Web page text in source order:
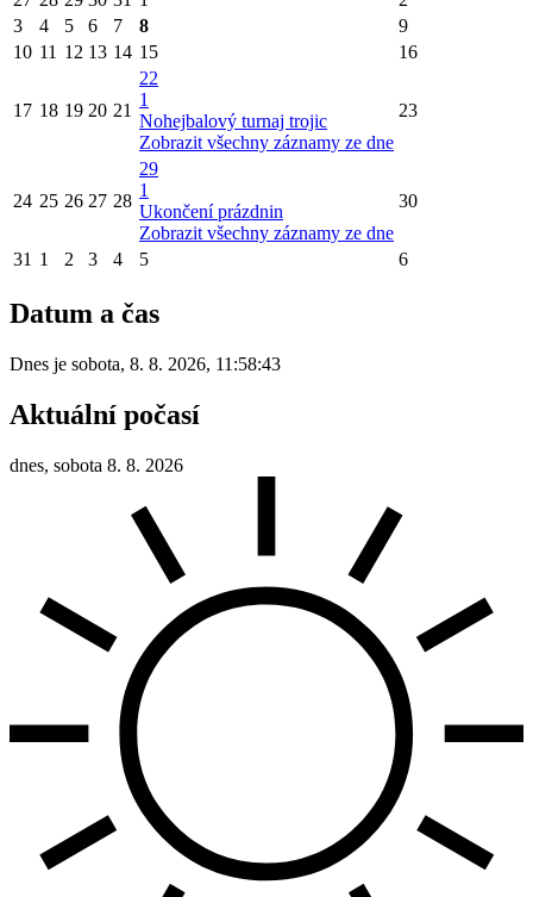
3
4 5 6 7 8
9
10 11 12 13 14 15 16
17 18 19 20 21
22
1
Nohejbalový turnaj trojic
Zobrazit všechny záznamy ze dne
23
24 25 26 27 28
29
1
Ukončení prázdnin
Zobrazit všechny záznamy ze dne
30
31 1 2 3 4 5 6
Datum a čas
Dnes je sobota, 8. 8. 2026, 11:58:43
Aktuální počasí
dnes, sobota 8. 8. 2026